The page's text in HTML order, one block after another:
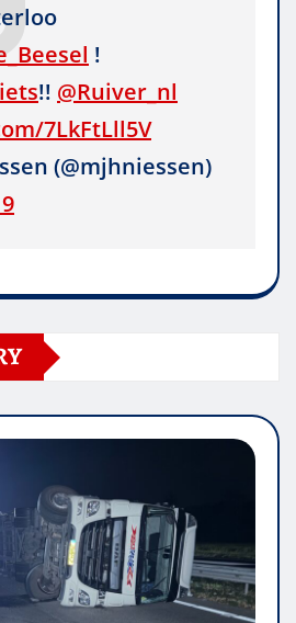
!
!! @Ruiver_nl
7LkFtLll5V
(@mjhniessen)